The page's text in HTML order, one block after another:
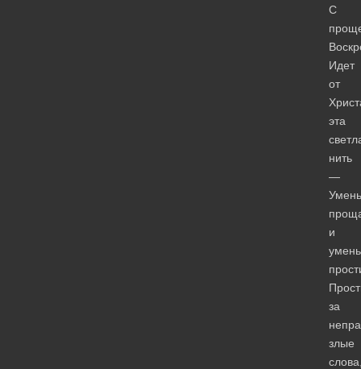
С
Идет
от
эта
нить
—
и
за
злые